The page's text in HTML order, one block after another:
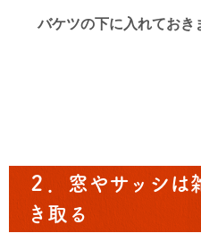
バケツの下に入れておき
２．窓やサッシは
き取る